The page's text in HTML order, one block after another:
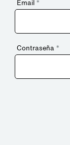
Email *
Contraseña *